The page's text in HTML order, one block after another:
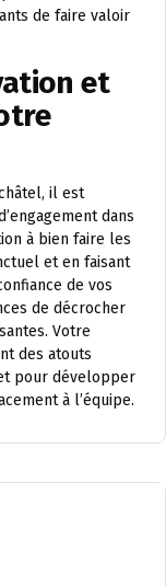
de faire valoir
et
il est
dans
à bien faire les
et en faisant
de vos
de décrocher
Votre
des atouts
pour développer
à l’équipe.